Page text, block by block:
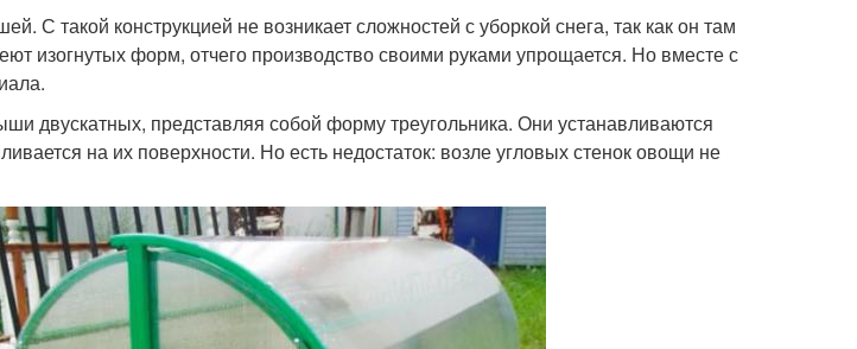
С такой конструкцией не возникает сложностей с уборкой снега, так как он там
изогнутых форм, отчего производство своими руками упрощается. Но вместе с
двускатных, представляя собой форму треугольника. Они устанавливаются
на их поверхности. Но есть недостаток: возле угловых стенок овощи не